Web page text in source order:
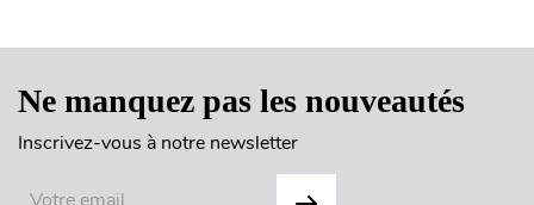
Ne manquez pas les nouveautés
Inscrivez-vous à notre newsletter